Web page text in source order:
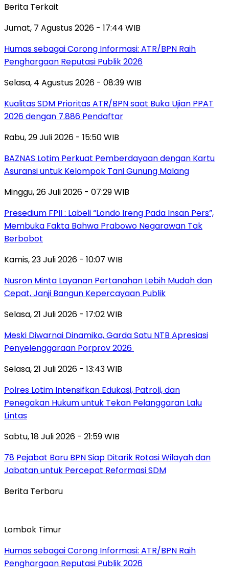
Berita Terkait
Jumat, 7 Agustus 2026 - 17:44 WIB
Humas sebagai Corong Informasi: ATR/BPN Raih
Penghargaan Reputasi Publik 2026
Selasa, 4 Agustus 2026 - 08:39 WIB
Kualitas SDM Prioritas ATR/BPN saat Buka Ujian PPAT
2026 dengan 7.886 Pendaftar
Rabu, 29 Juli 2026 - 15:50 WIB
BAZNAS Lotim Perkuat Pemberdayaan dengan Kartu
Asuransi untuk Kelompok Tani Gunung Malang
Minggu, 26 Juli 2026 - 07:29 WIB
Presedium FPII : Labeli “Londo Ireng Pada Insan Pers”,
Membuka Fakta Bahwa Prabowo Negarawan Tak
Berbobot
Kamis, 23 Juli 2026 - 10:07 WIB
Nusron Minta Layanan Pertanahan Lebih Mudah dan
Cepat, Janji Bangun Kepercayaan Publik
Selasa, 21 Juli 2026 - 17:02 WIB
Meski Diwarnai Dinamika, Garda Satu NTB Apresiasi
Penyelenggaraan Porprov 2026 ‎
Selasa, 21 Juli 2026 - 13:43 WIB
Polres Lotim Intensifkan Edukasi, Patroli, dan
Penegakan Hukum untuk Tekan Pelanggaran Lalu
Lintas
Sabtu, 18 Juli 2026 - 21:59 WIB
78 Pejabat Baru BPN Siap Ditarik Rotasi Wilayah dan
Jabatan untuk Percepat Reformasi SDM
Berita Terbaru
Lombok Timur
Humas sebagai Corong Informasi: ATR/BPN Raih
Penghargaan Reputasi Publik 2026